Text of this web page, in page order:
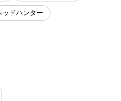
ッドハンター